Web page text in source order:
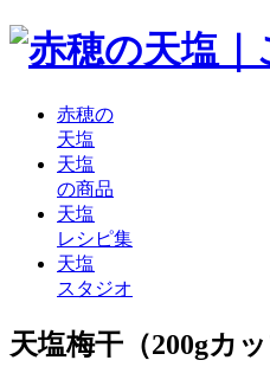
赤穂の
天塩
天塩
の商品
天塩
レシピ集
天塩
スタジオ
天塩梅干（200gカッ